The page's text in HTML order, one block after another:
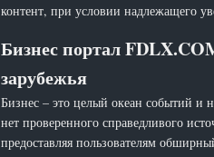
контент, при условии надлежащего
Бизнес портал
зарубежья
Бизнес – это целый океан событий и
нет проверенного справедливого
предоставляя пользователям